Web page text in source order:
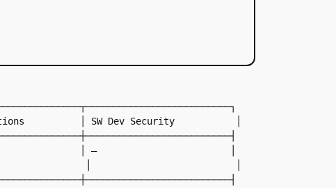
│ SW Dev Security           │
│ –                        │
│                          │